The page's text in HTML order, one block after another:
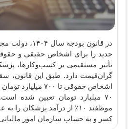
در قانون بودجه
جدید را برای اشخاص حقیقی و
تأثیر مستقیمی بر کسب‌وکارها،
گران‌قیمت دارد. طبق این قانون،
اشخاص حقوقی تا ۷۰۰
۷۰ میلیارد تومان تعیین شده
موظفند ۱۰٪ از درآمد پزشکان
کسر و به حساب سازمان امور مالیاتی